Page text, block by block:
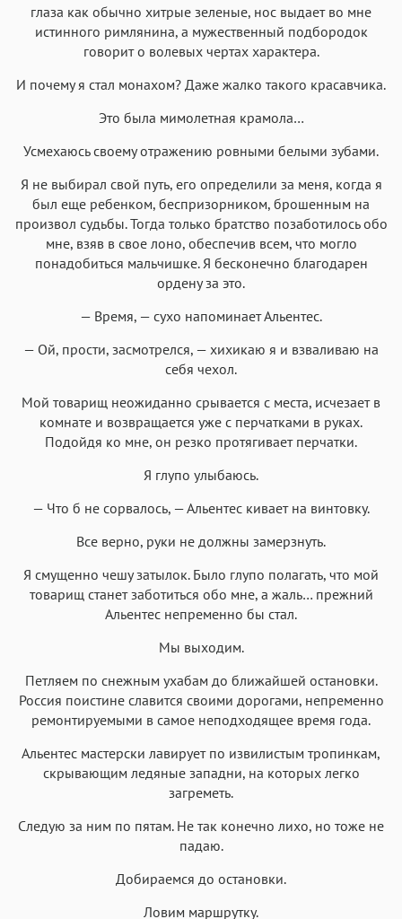
глаза как обычно хитрые зеленые, нос выдает во мне
истинного римлянина, а мужественный подбородок
говорит о волевых чертах характера.
И почему я стал монахом? Даже жалко такого красавчика.
Это была мимолетная крамола…
Усмехаюсь своему отражению ровными белыми зубами.
Я не выбирал свой путь, его определили за меня, когда я
был еще ребенком, беспризорником, брошенным на
произвол судьбы. Тогда только братство позаботилось обо
мне, взяв в свое лоно, обеспечив всем, что могло
понадобиться мальчишке. Я бесконечно благодарен
ордену за это.
— Время, — сухо напоминает Альентес.
— Ой, прости, засмотрелся, — хихикаю я и взваливаю на
себя чехол.
Мой товарищ неожиданно срывается с места, исчезает в
комнате и возвращается уже с перчатками в руках.
Подойдя ко мне, он резко протягивает перчатки.
Я глупо улыбаюсь.
— Что б не сорвалось, — Альентес кивает на винтовку.
Все верно, руки не должны замерзнуть.
Я смущенно чешу затылок. Было глупо полагать, что мой
товарищ станет заботиться обо мне, а жаль… прежний
Альентес непременно бы стал.
Мы выходим.
Петляем по снежным ухабам до ближайшей остановки.
Россия поистине славится своими дорогами, непременно
ремонтируемыми в самое неподходящее время года.
Альентес мастерски лавирует по извилистым тропинкам,
скрывающим ледяные западни, на которых легко
загреметь.
Следую за ним по пятам. Не так конечно лихо, но тоже не
падаю.
Добираемся до остановки.
Ловим маршрутку.